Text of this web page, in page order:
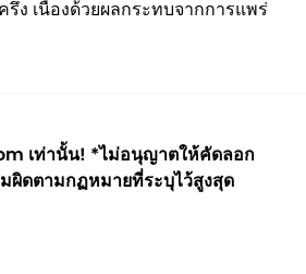
ง เนื่องด้วยผลกระทบจากการแพร่
เท่านั้น! *ไม่อนุญาตให้คัดลอก
ผิดตามกฏหมายที่ระบุไว้สูงสุด